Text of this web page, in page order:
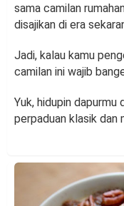
sama camilan
disajikan di era
Jadi, kalau kamu
camilan ini wajib
Yuk, hidupin dapurmu
perpaduan klasik